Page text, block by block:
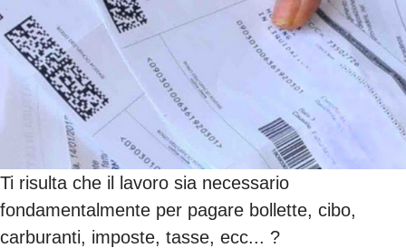
Ti risulta che il lavoro sia necessario
fondamentalmente per pagare bollette, cibo,
carburanti, imposte, tasse, ecc... ?